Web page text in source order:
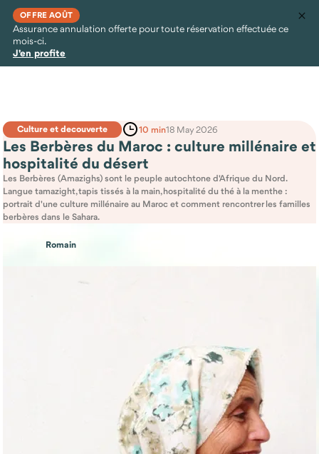
OFFRE AOÛT
Assurance annulation offerte pour toute réservation effectuée ce
mois-ci.
J'en profite
Culture et decouverte 10 min18 May 2026
Les Berbères du Maroc : culture millénaire et
hospitalité du désert
Les Berbères (Amazighs) sont le peuple autochtone d'Afrique du Nord.
Langue tamazight, tapis tissés à la main, hospitalité du thé à la menthe :
portrait d'une culture millénaire au Maroc et comment rencontrer les familles
berbères dans le Sahara.
Romain